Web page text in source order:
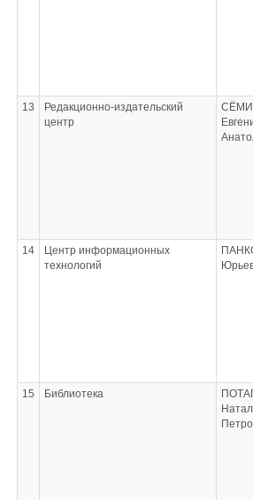
13
Редакционно-издательский
центр
14
Центр информационных
технологий
15 Библиотека